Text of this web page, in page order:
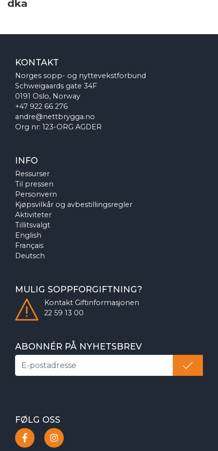
dka
KONTAKT
Norges sopp- og nyttevekstforbund
Schweigaards gate 34F
0191 Oslo, Norway
+47 922 66 276
andre@nettbrygga.no
Org nr: 123-ORG AGDER
INFO
Ressurser
Til pressen
Personvern
Kjøpsvilkår og avbestillingsregler
Aktiviteter
Tillitsvalgt
English
Français
Deutsch
MULIG SOPPFORGIFTNING?
Kontakt Giftinformasjonen
22 59 13 00
ABONNÉR PÅ NYHETSBREV
FØLG OSS